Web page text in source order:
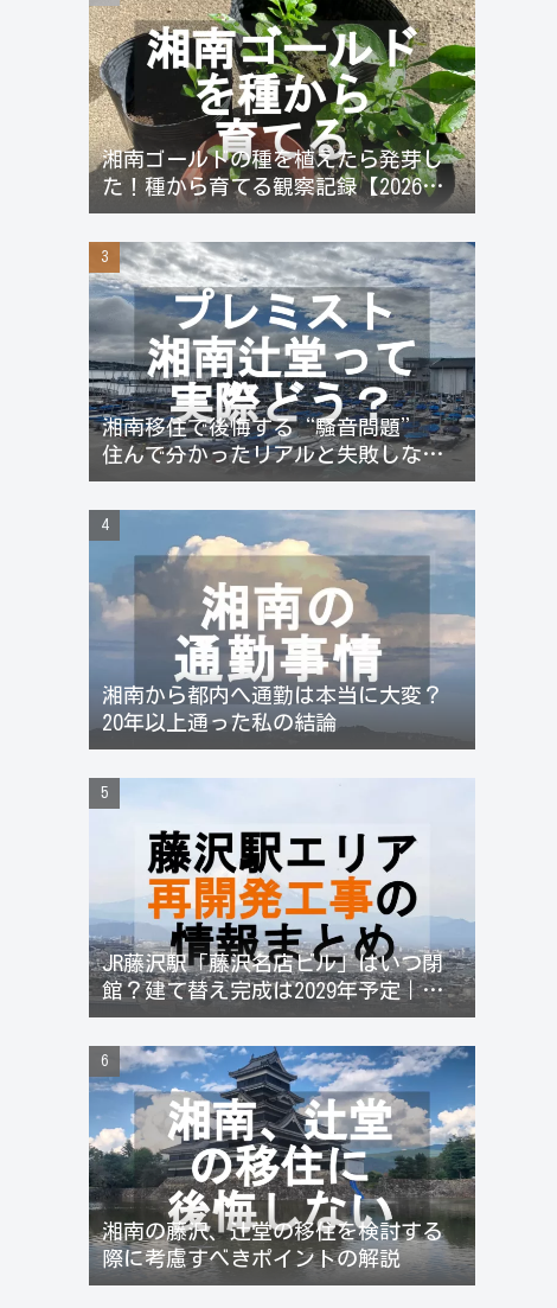
湘南ゴールドの種を植えたら発芽し
た！種から育てる観察記録【2026年
更新】
湘南移住で後悔する“騒音問題”
住んで分かったリアルと失敗しない
対策
湘南から都内へ通勤は本当に大変？
20年以上通った私の結論
JR藤沢駅「藤沢名店ビル」はいつ閉
館？建て替え完成は2029年予定｜藤
沢駅再開発と不動産価格への影響
湘南の藤沢、辻堂の移住を検討する
際に考慮すべきポイントの解説